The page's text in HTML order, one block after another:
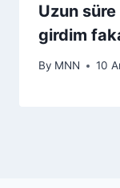
Uzun
girdim
By MNN 10